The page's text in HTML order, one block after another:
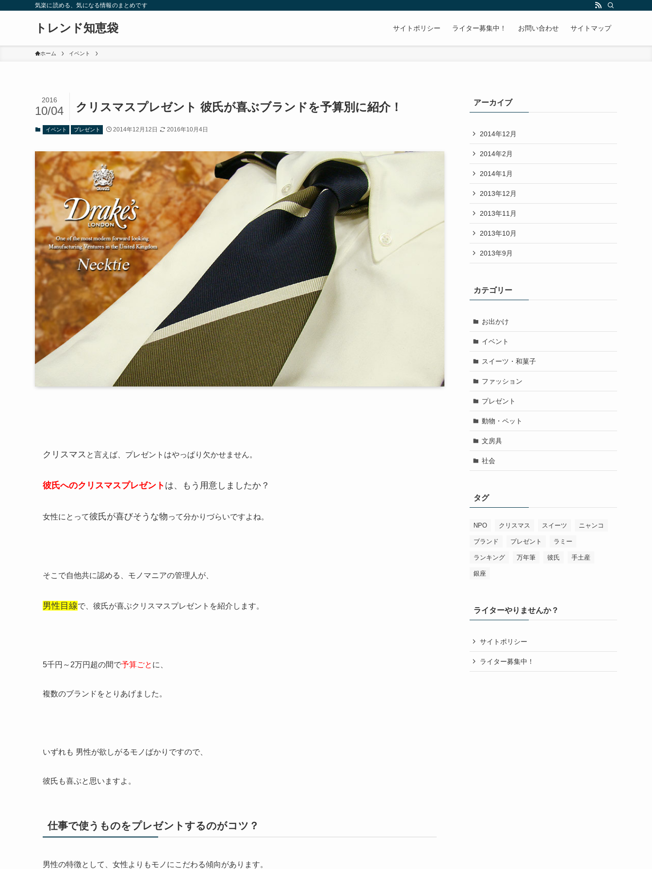
気楽に読める、気になる情報のまとめです
トレンド知恵袋 サイトポリシー ライター募集中！ お問い合わせ サイトマップ
ホーム イベント
クリスマスプレゼント 彼氏が喜ぶブランドを予算別に紹介！
2016
10/04
イベント プレゼント 2014年12月12日 2016年10月4日
クリスマス と言えば、 プレゼント はやっぱり欠かせません。
彼氏へのクリスマスプレゼント は、もう用意しましたか？
女性にとって彼氏が喜びそうな物って分かりづらいですよね。
そこで自他共に認める、 モノマニアの管理人が、
男性目線で、彼氏が喜ぶクリスマスプレゼントを紹介します。
5千円～2万円超の間で予算ごと に、
複数のブランドをとりあげました。
いずれも 男性が欲しがるモノ ばかりですので、
彼氏も喜ぶと思いますよ。
仕事で使うものをプレゼントするのがコツ？
男性の特徴として、 女性よりもモノにこだわる傾向があります。
アーカイブ
2014年12月
2014年2月
2014年1月
2013年12月
2013年11月
2013年10月
2013年9月
カテゴリー
お出かけ
イベント
スイーツ・和菓子
ファッション
プレゼント
動物・ペット
文房具
社会
タグ
NPO クリスマス スイーツ ニャンコ
ブランド プレゼント ラミー
ランキング 万年筆 彼氏 手土産
銀座
ライターやりませんか？
サイトポリシー
ライター募集中！